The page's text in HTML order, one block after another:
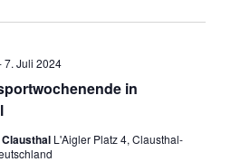
Suche
in
7. Juli 2024
L'Aigler Platz 4, Clausthal-